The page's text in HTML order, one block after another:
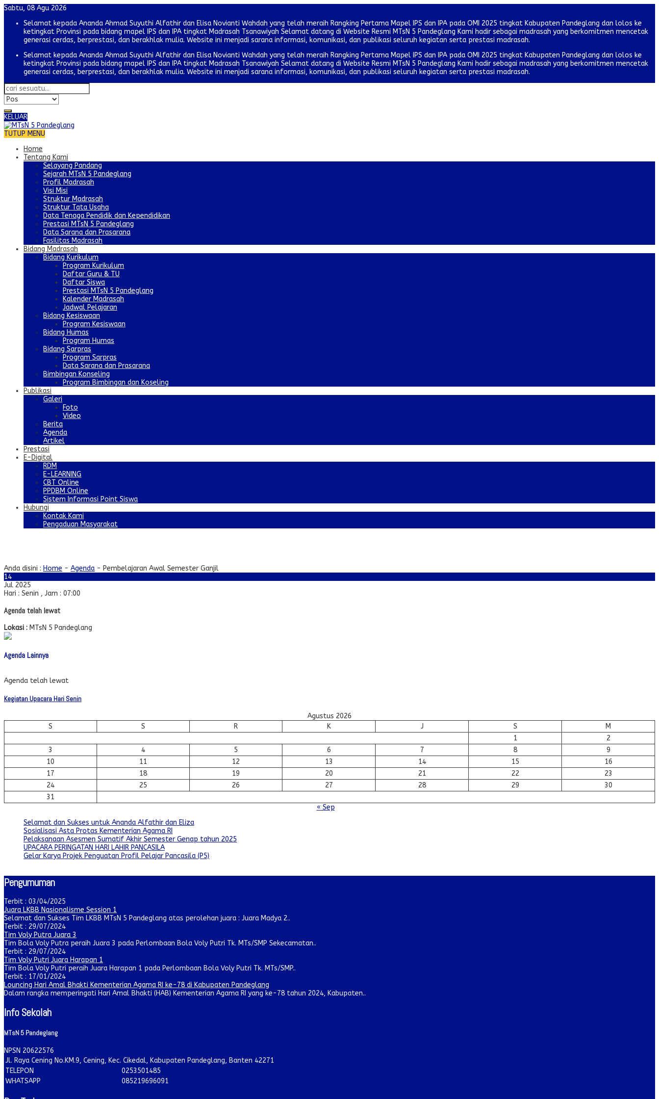
Sabtu, 08 Agu 2026
Selamat kepada Ananda Ahmad Suyuthi Alfathir dan Elisa Novianti Wahdah yang telah meraih Rangking Pertama Mapel IPS dan IPA pada OMI 2025 tingkat Kabupaten Pandeglang dan lolos ke
ketingkat Provinsi pada bidang mapel IPS dan IPA tingkat Madrasah Tsanawiyah Selamat datang di Website Resmi MTsN 5 Pandeglang Kami hadir sebagai madrasah yang berkomitmen mencetak
generasi cerdas, berprestasi, dan berakhlak mulia. Website ini menjadi sarana informasi, komunikasi, dan publikasi seluruh kegiatan serta prestasi madrasah.
Selamat kepada Ananda Ahmad Suyuthi Alfathir dan Elisa Novianti Wahdah yang telah meraih Rangking Pertama Mapel IPS dan IPA pada OMI 2025 tingkat Kabupaten Pandeglang dan lolos ke
ketingkat Provinsi pada bidang mapel IPS dan IPA tingkat Madrasah Tsanawiyah Selamat datang di Website Resmi MTsN 5 Pandeglang Kami hadir sebagai madrasah yang berkomitmen mencetak
generasi cerdas, berprestasi, dan berakhlak mulia. Website ini menjadi sarana informasi, komunikasi, dan publikasi seluruh kegiatan serta prestasi madrasah.
KELUAR
TUTUP MENU
Home
Tentang Kami
Selayang Pandang
Sejarah MTsN 5 Pandeglang
Profil Madrasah
Visi Misi
Struktur Madrasah
Struktur Tata Usaha
Data Tenaga Pendidik dan Kependidikan
Prestasi MTsN 5 Pandeglang
Data Sarana dan Prasarana
Fasilitas Madrasah
Bidang Madrasah
Bidang Kurikulum
Program Kurikulum
Daftar Guru & TU
Daftar Siswa
Prestasi MTsN 5 Pandeglang
Kalender Madrasah
Jadwal Pelajaran
Bidang Kesiswaan
Program Kesiswaan
Bidang Humas
Program Humas
Bidang Sarpras
Program Sarpras
Data Sarana dan Prasarana
Bimbingan Konseling
Program Bimbingan dan Koseling
Publikasi
Galeri
Foto
Video
Berita
Agenda
Artikel
Prestasi
E-Digital
RDM
E-LEARNING
CBT Online
PPDBM Online
Sistem Informasi Point Siswa
Hubungi
Kontak Kami
Pengaduan Masyarakat
Anda disini : Home - Agenda - Pembelajaran Awal Semester Ganjil
14
Jul 2025
Hari : Senin , Jam : 07:00
Agenda telah lewat
Lokasi : MTsN 5 Pandeglang
Agenda Lainnya
Agenda telah lewat
Kegiatan Upacara Hari Senin
Agustus 2026
S
S R K J S
M
1
2
3
4 5 6 7 8
9
10
11 12 13 14 15
16
17
18 19 20 21 22
23
24
25 26 27 28 29
30
31
« Sep
Selamat dan Sukses untuk Ananda Alfathir dan Eliza
Sosialisasi Asta Protas Kementerian Agama RI
Pelaksanaan Asesmen Sumatif Akhir Semester Genap tahun 2025
UPACARA PERINGATAN HARI LAHIR PANCASILA
Gelar Karya Projek Penguatan Profil Pelajar Pancasila (P5)
Pengumuman
Terbit : 03/04/2025
Juara LKBB Nasionalisme Session 1
Selamat dan Sukses Tim LKBB MTsN 5 Pandeglang atas perolehan juara : Juara Madya 2..
Terbit : 29/07/2024
Tim Voly Putra Juara 3
Tim Bola Voly Putra peraih Juara 3 pada Perlombaan Bola Voly Putri Tk. MTs/SMP Sekecamatan..
Terbit : 29/07/2024
Tim Voly Putri Juara Harapan 1
Tim Bola Voly Putri peraih Juara Harapan 1 pada Perlombaan Bola Voly Putri Tk. MTs/SMP..
Terbit : 17/01/2024
Louncing Hari Amal Bhakti Kementerian Agama RI ke-78 di Kabupaten Pandeglang
Dalam rangka memperingati Hari Amal Bhakti (HAB) Kementerian Agama RI yang ke-78 tahun 2024, Kabupaten..
Info Sekolah
MTsN 5 Pandeglang
NPSN 20622576
Jl. Raya Cening No.KM.9, Cening, Kec. Cikedal, Kabupaten Pandeglang, Banten 42271
TELEPON
0253501485
WHATSAPP
085219696091